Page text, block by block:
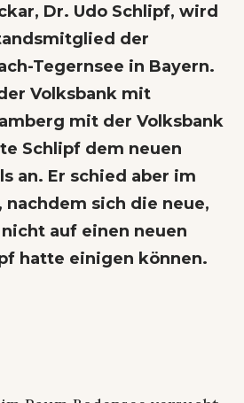
Dr. Udo Schlipf, wird
der
Tegernsee in Bayern.
Volksbank mit
mit der Volksbank
Schlipf dem neuen
an. Er schied aber im
nachdem sich die neue,
auf einen neuen
hatte einigen können.